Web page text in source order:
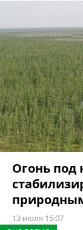
Огонь под
13 июля 15:07